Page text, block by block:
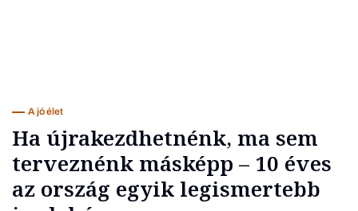
A jó élet
Ha újrakezdhetnénk, ma sem
terveznénk másképp – 10 éves
az ország egyik legismertebb